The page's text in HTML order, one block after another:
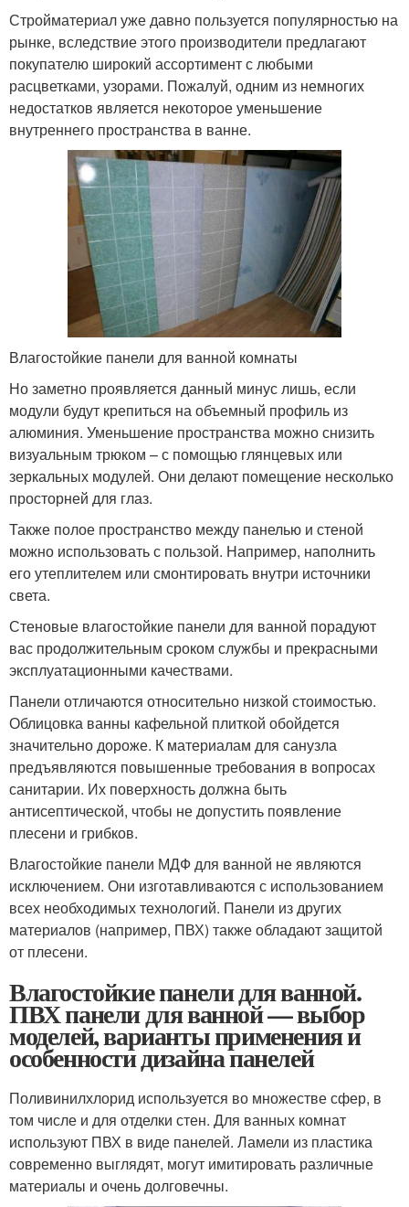
Стройматериал уже давно пользуется популярностью на
рынке, вследствие этого производители предлагают
покупателю широкий ассортимент с любыми
расцветками, узорами. Пожалуй, одним из немногих
недостатков является некоторое уменьшение
внутреннего пространства в ванне.
Влагостойкие панели для ванной комнаты
Но заметно проявляется данный минус лишь, если
модули будут крепиться на объемный профиль из
алюминия. Уменьшение пространства можно снизить
визуальным трюком – с помощью глянцевых или
зеркальных модулей. Они делают помещение несколько
просторней для глаз.
Также полое пространство между панелью и стеной
можно использовать с пользой. Например, наполнить
его утеплителем или смонтировать внутри источники
света.
Стеновые влагостойкие панели для ванной порадуют
вас продолжительным сроком службы и прекрасными
эксплуатационными качествами.
Панели отличаются относительно низкой стоимостью.
Облицовка ванны кафельной плиткой обойдется
значительно дороже. К материалам для санузла
предъявляются повышенные требования в вопросах
санитарии. Их поверхность должна быть
антисептической, чтобы не допустить появление
плесени и грибков.
Влагостойкие панели МДФ для ванной не являются
исключением. Они изготавливаются с использованием
всех необходимых технологий. Панели из других
материалов (например, ПВХ) также обладают защитой
от плесени.
Влагостойкие панели для ванной.
ПВХ панели для ванной — выбор
моделей, варианты применения и
особенности дизайна панелей
Поливинилхлорид используется во множестве сфер, в
том числе и для отделки стен. Для ванных комнат
используют ПВХ в виде панелей. Ламели из пластика
современно выглядят, могут имитировать различные
материалы и очень долговечны.